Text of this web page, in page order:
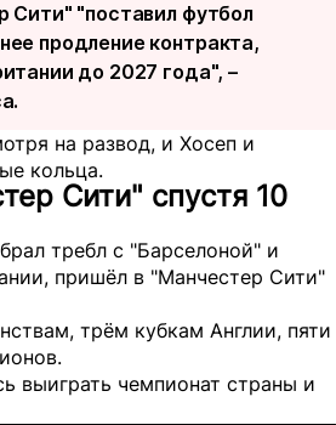
Сити" "поставил футбол
продление контракта,
до 2027 года", –
на развод, и Хосеп и
кольца.
Сити" спустя 10
требл с "Барселоной" и
пришёл в "Манчестер Сити"
трём кубкам Англии, пяти
выиграть чемпионат страны и